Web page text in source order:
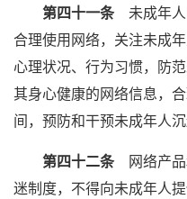
第四十一条未成年人
合理使用网络，关注未成
心理状况、行为习惯，防
其身心健康的网络信息，
间，预防和干预未成年人沉
第四十二条网络产品
迷制度，不得向未成年人